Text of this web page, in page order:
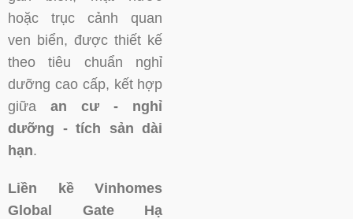
hoặc trục cảnh quan
ven biển, được thiết kế
theo tiêu chuẩn nghỉ
dưỡng cao cấp, kết hợp
giữaan cư - nghỉ
dưỡng - tích sản dài
hạn.
Liền kề Vinhomes
Global Gate Hạ